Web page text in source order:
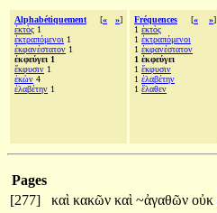
Alphabétiquement [« »]
ἐκτὸς 1
ἐκτραπόμενοι 1
ἐκφανέστατον 1
ἐκφεύγει 1
ἔκφυσιν 1
ἑκὼν 4
ἐλαβέτην 1
Fréquences [« »]
1 ἐκτὸς
1 ἐκτραπόμενοι
1 ἐκφανέστατον
1 ἐκφεύγει
1 ἔκφυσιν
1 ἐλαβέτην
1 ἔλαθεν
Pages
[277]
καὶ κακῶν καὶ ~ἀγαθῶν οὐκ